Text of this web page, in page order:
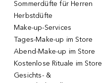
Sommerdüfte für Herren
Herbstdüfte
Make-up-Services
Tages-Make-up im Store
Abend-Make-up im Store
Kostenlose Rituale im Store
Gesichts- &